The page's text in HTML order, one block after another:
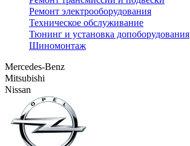
Ремонт электрооборудования
Техническое обслуживание
Тюнинг и установка допоборудования
Шиномонтаж
Mercedes-Benz
Mitsubishi
Nissan